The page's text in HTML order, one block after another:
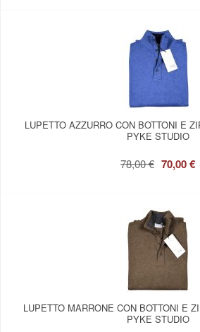
LUPETTO AZZURRO CON BOTTONI E
PYKE STUDIO
78,00 € 70,00 €
LUPETTO MARRONE CON BOTTONI E
PYKE STUDIO